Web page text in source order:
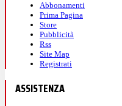
Abbonamenti
Prima Pagina
Store
Pubblicità
Rss
Site Map
Registrati
ASSISTENZA